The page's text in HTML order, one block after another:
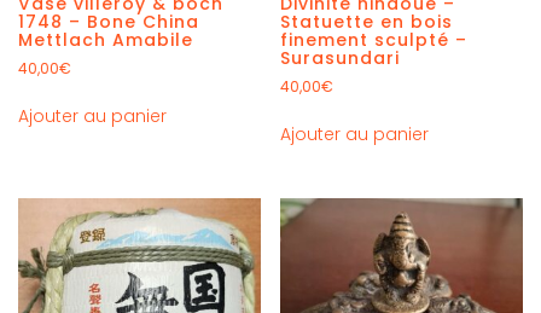
1748 – Bone China
Mettlach Amabile
40,00€
Ajouter au panier
Statuette en bois
finement sculpté –
Surasundari
40,00€
Ajouter au panier